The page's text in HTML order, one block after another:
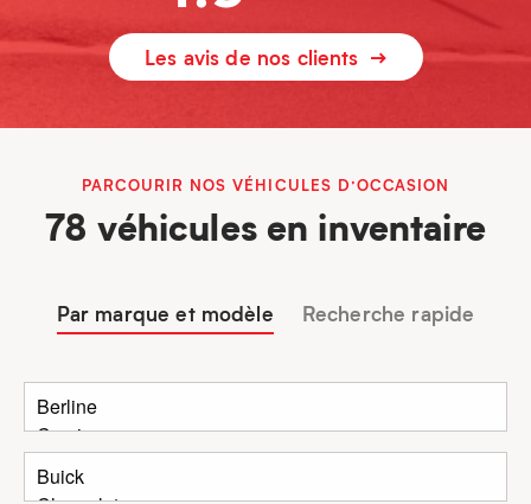
Les avis de nos clients
PARCOURIR NOS VÉHICULES D’OCCASION
78 véhicules en inventaire
Par marque et modèle Recherche rapide